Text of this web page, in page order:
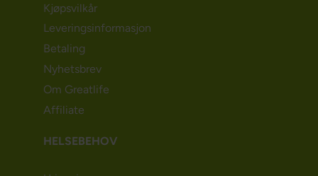
Kjøpsvilkår
Leveringsinformasjon
Betaling
Nyhetsbrev
Om Greatlife
Affiliate
HELSEBEHOV